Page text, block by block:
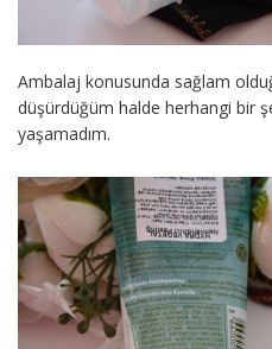
Ambalaj konusunda sağlam
düşürdüğüm halde herhangi bir
yaşamadım.